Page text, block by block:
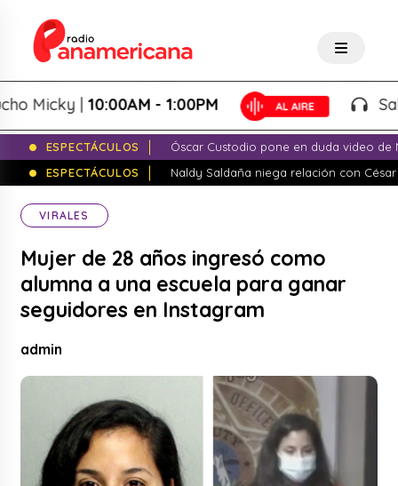
|10:00AM - 1:00PM Salsa
ESPECTÁCULOS
Óscar Custodio pone en duda video de
ESPECTÁCULOS
Naldy Saldaña niega relación con
VIRALES
Mujer de 28 años ingresó como
alumna a una escuela para ganar
seguidores en Instagram
admin